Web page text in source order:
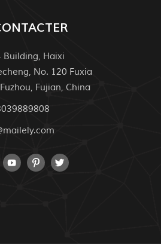
Building, Haixi
No. 120 Fuxia
Fujian, China